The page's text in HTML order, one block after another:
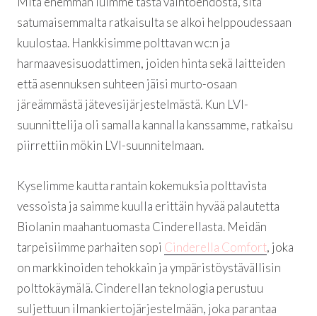
satumaisemmalta ratkaisulta se alkoi helppoudessaan
kuulostaa. Hankkisimme polttavan wc:n ja
harmaavesisuodattimen, joiden hinta sekä laitteiden
että asennuksen suhteen jäisi murto-osaan
järeämmästä jätevesijärjestelmästä. Kun LVI-
suunnittelija oli samalla kannalla kanssamme, ratkaisu
piirrettiin mökin LVI-suunnitelmaan.
Kyselimme kautta rantain kokemuksia polttavista
vessoista ja saimme kuulla erittäin hyvää palautetta
Biolanin maahantuomasta Cinderellasta. Meidän
tarpeisiimme parhaiten sopi Cinderella Comfort, joka
on markkinoiden tehokkain ja ympäristöystävällisin
polttokäymälä. Cinderellan teknologia perustuu
suljettuun ilmankiertojärjestelmään, joka parantaa